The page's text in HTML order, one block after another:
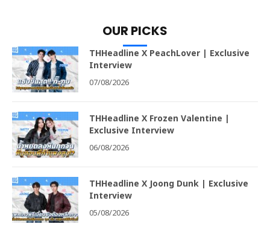
OUR PICKS
THHeadline X PeachLover | Exclusive
Interview
07/08/2026
THHeadline X Frozen Valentine |
Exclusive Interview
06/08/2026
THHeadline X Joong Dunk | Exclusive
Interview
05/08/2026